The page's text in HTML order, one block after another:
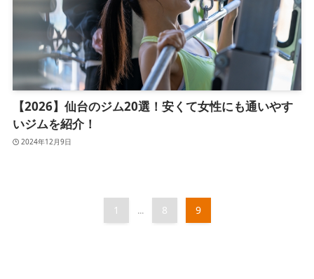
【2026】仙台のジム20選！安くて女性にも通いやす
いジムを紹介！
2024年12月9日
1 ... 8 9